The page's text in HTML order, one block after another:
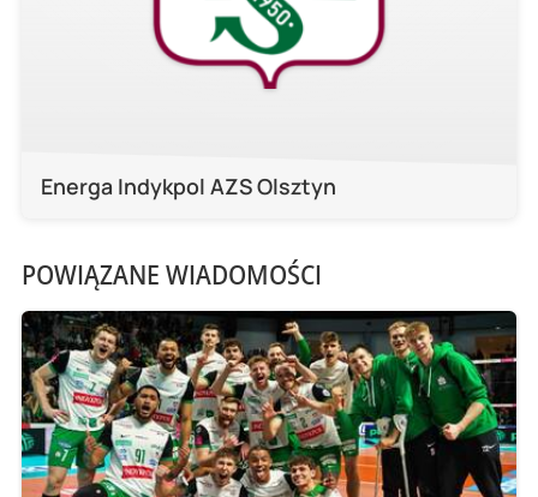
Energa Indykpol AZS Olsztyn
POWIĄZANE WIADOMOŚCI